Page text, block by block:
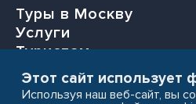
Туры в Москву
Услуги
Туристам
Агентствам
Этот сайт использует
Используя наш веб-сайт, вы